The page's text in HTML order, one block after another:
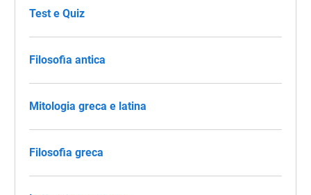
Test e Quiz
Filosofia antica
Mitologia greca e latina
Filosofia greca